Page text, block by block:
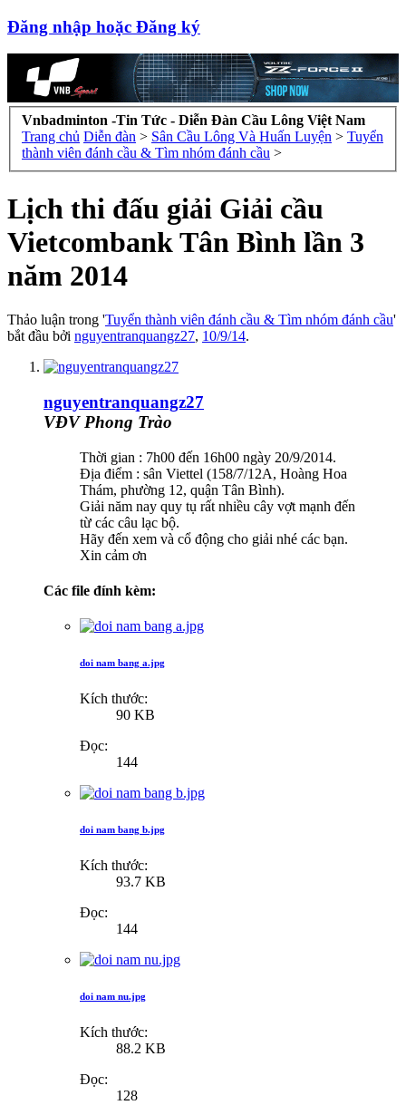
Đăng nhập hoặc Đăng ký
Vnbadminton -Tin Tức - Diễn Đàn Cầu Lông Việt Nam
Trang chủ Diễn đàn > Sân Cầu Lông Và Huấn Luyện > Tuyển
thành viên đánh cầu & Tìm nhóm đánh cầu >
Lịch thi đấu giải Giải cầu
Vietcombank Tân Bình lần 3
năm 2014
Thảo luận trong 'Tuyển thành viên đánh cầu & Tìm nhóm đánh cầu'
bắt đầu bởi nguyentranquangz27, 10/9/14.
nguyentranquangz27
VĐV Phong Trào
Thời gian : 7h00 đến 16h00 ngày 20/9/2014.
Địa điểm : sân Viettel (158/7/12A, Hoàng Hoa
Thám, phường 12, quận Tân Bình).
Giải năm nay quy tụ rất nhiều cây vợt mạnh đến
từ các câu lạc bộ.
Hãy đến xem và cổ động cho giải nhé các bạn.
Xin cảm ơn
Các file đính kèm:
doi nam bang a.jpg
Kích thước:
90 KB
Đọc:
144
doi nam bang b.jpg
Kích thước:
93.7 KB
Đọc:
144
doi nam nu.jpg
Kích thước:
88.2 KB
Đọc:
128